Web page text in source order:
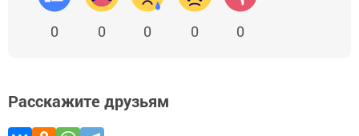
0 0 0 0 0
Расскажите друзьям